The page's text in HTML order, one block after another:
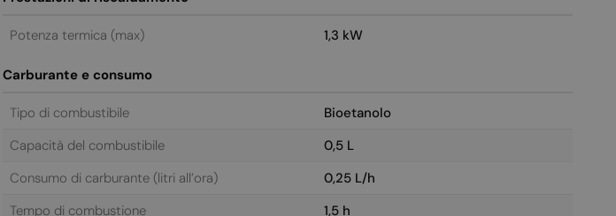
Potenza termica (max) 1,3 kW
Carburante e consumo
Tipo di combustibile
Bioetanolo
Capacità del combustibile
0,5 L
Consumo di carburante (litri all’ora)
0,25 L/h
Tempo di combustione
1,5 h